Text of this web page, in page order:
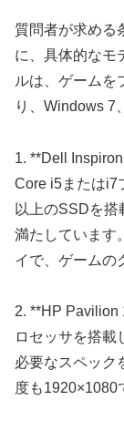
質問者が求める
に、具体的なモ
ルは、ゲームを
り、Windows 7
1. **Dell
Core i5またはi7
以上のSSDを
満たしています
イで、ゲームの
2. **HP Pavilion
ロセッサを搭載
必要なスペック
度も1920×1080